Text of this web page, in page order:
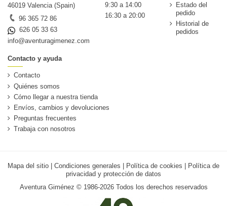
46019 Valencia (Spain)
96 365 72 86
626 05 33 63
info@aventuragimenez.com
9:30 a 14:00
16:30 a 20:00
Estado del
pedido
Historial de
pedidos
Contacto y ayuda
Contacto
Quiénes somos
Cómo llegar a nuestra tienda
Envíos, cambios y devoluciones
Preguntas frecuentes
Trabaja con nosotros
Mapa del sitio Condiciones generales Política de cookies
Política de
privacidad y protección de datos
Aventura Giménez © 1986-2026 Todos los derechos reservados